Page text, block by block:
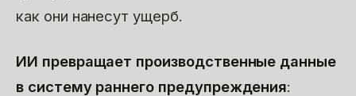
как они нанесут ущерб.
ИИ превращает производственные данные
в систему раннего предупреждения: